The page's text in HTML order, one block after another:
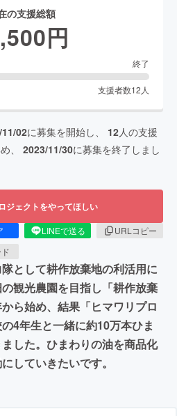
の支援総額
円
終了
支援者数12 人
02に募集を開始し、 12人の支援
、 2023/11/30に募集を終了しまし
ジェクトをやってほしい
LINEで送る
URLコピー
として耕作放棄地の利活用に
観光農園を目指し「耕作放棄
ら始め、結果「ヒマワリプロ
4年生と一緒に約10万本ひま
した。ひまわりの油を商品化
していきたいです。